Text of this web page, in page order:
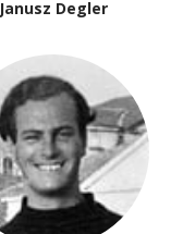
Janusz Degler